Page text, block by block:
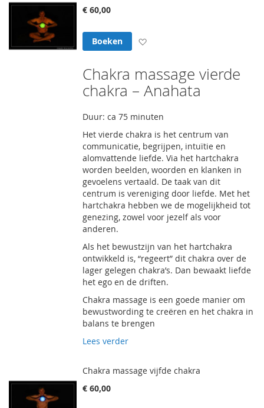
€ 60,00
Boeken
Chakra massage vierde
chakra – Anahata
Duur: ca 75 minuten
Het vierde chakra is het centrum van
communicatie, begrijpen, intuïtie en
alomvattende liefde. Via het hartchakra
worden beelden, woorden en klanken in
gevoelens vertaald. De taak van dit
centrum is vereniging door liefde. Met het
hartchakra hebben we de mogelijkheid tot
genezing, zowel voor jezelf als voor
anderen.
Als het bewustzijn van het hartchakra
ontwikkeld is, “regeert” dit chakra over de
lager gelegen chakra’s. Dan bewaakt liefde
het ego en de driften.
Chakra massage is een goede manier om
bewustwording te creëren en het chakra in
balans te brengen
Lees verder
Chakra massage vijfde chakra
€ 60,00